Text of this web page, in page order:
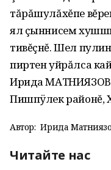
тăрăшулăхĕпе
ял çыннисем
тивĕçнĕ. Шел
пиртен уйрăлса
Ирида
Пишпÿлек районĕ,
Автор: Ирида
Читайте нас